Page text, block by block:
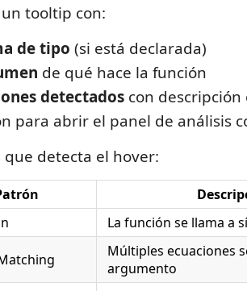
tooltip con:
de tipo (si está declarada)
de qué hace la función
detectados con
para abrir el panel de análisis
que detecta el hover:
La función se llama a
Múltiples ecuaciones
argumento